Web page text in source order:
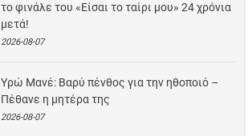
το φινάλε του «Είσαι το ταίρι μου» 24 χρόνια
μετά!
2026-08-07
Υρώ Μανέ: Βαρύ πένθος για την ηθοποιό –
Πέθανε η μητέρα της
2026-08-07